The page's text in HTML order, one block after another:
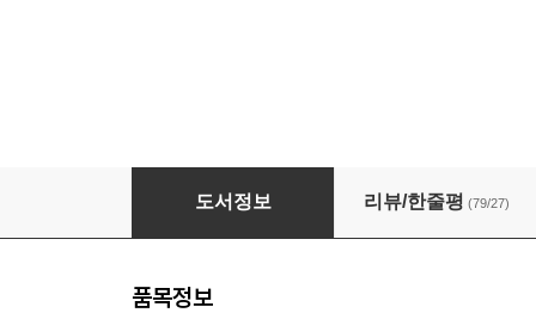
누구나 하루 30분 투자로 월 100만 원 더 버는
도서정보 리뷰/한줄평 (79/27)
품목정보